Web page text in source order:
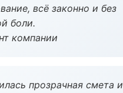
всё законно и без
боли.
компании
прозрачная смета и